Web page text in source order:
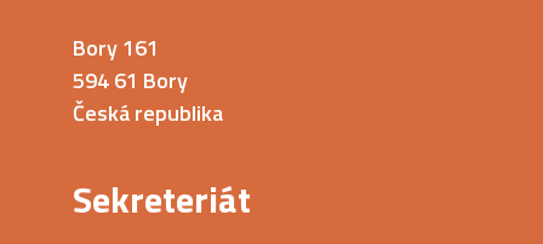
Bory 161
594 61 Bory
Česká republika
Sekreteriát